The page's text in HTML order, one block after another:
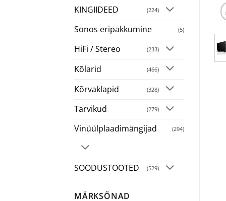
KINGIIDEED (224)
Sonos eripakkumine (5)
HiFi / Stereo (233)
Kõlarid (466)
Kõrvaklapid (328)
Tarvikud (279)
Vinüülplaadimängijad (294)
SOODUSTOOTED (529)
MÄRKSÕNAD